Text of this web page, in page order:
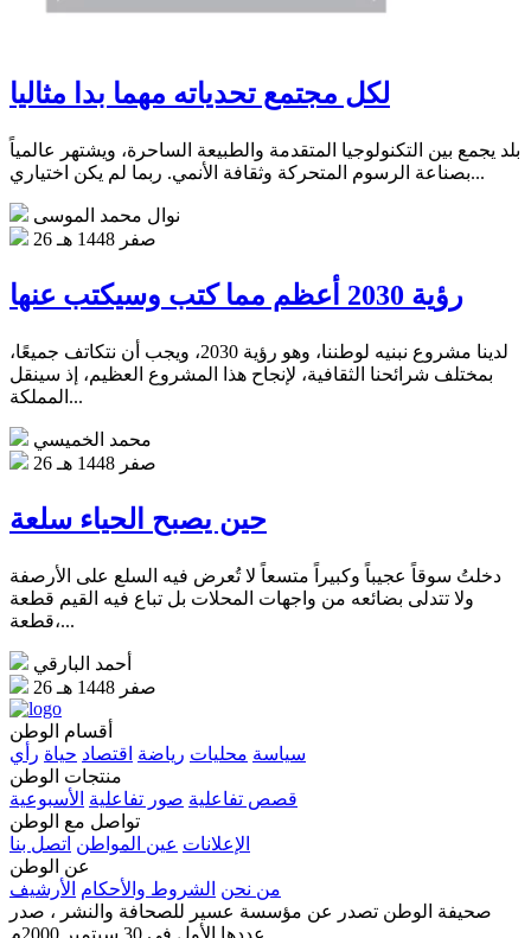
لكل مجتمع تحدياته مهما بدا مثاليا
بلد يجمع بين التكنولوجيا المتقدمة والطبيعة الساحرة، ويشتهر عالمياً
بصناعة الرسوم المتحركة وثقافة الأنمي‏. ربما لم يكن اختياري...
نوال محمد الموسى
26 صفر 1448 هـ
رؤية 2030 أعظم مما كتب وسيكتب عنها
لدينا مشروع نبنيه لوطننا، وهو رؤية 2030، ويجب أن نتكاتف جميعًا،
بمختلف شرائحنا الثقافية، لإنجاح هذا المشروع العظيم، إذ سينقل
المملكة...
محمد الخميسي
26 صفر 1448 هـ
حين يصبح الحياء سلعة
دخلتُ سوقاً عجيباً وكبيراً متسعاً لا تُعرض فيه السلع على الأرصفة
ولا تتدلى بضائعه من واجهات المحلات بل تباع فيه القيم قطعة
قطعة،...
أحمد البارقي
26 صفر 1448 هـ
أقسام الوطن
سياسة محليات رياضة اقتصاد حياة رأي
منتجات الوطن
قصص تفاعلية صور تفاعلية الأسبوعية
تواصل مع الوطن
الإعلانات عين المواطن اتصل بنا
عن الوطن
من نحن الشروط والأحكام الأرشيف
صحيفة الوطن تصدر عن مؤسسة عسير للصحافة والنشر ، صدر